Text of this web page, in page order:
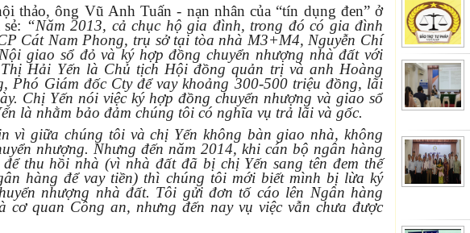
thảo, ông Vũ Anh Tuấn - nạn nhân của “tín dụng đen” ở
“Năm 2013, cả chục hộ gia đình, trong đó có gia đình
Cát Nam Phong, trụ sở tại tòa nhà M3+M4, Nguyễn Chí
giao sổ đỏ và ký hợp đồng chuyển nhượng nhà đất với
Hải Yến là Chủ tịch Hội đồng quản trị và anh Hoàng
Phó Giám đốc Cty để vay khoảng 300-500 triệu đồng, lãi
Chị Yến nói việc ký hợp đồng chuyển nhượng và giao sổ
là nhằm bảo đảm chúng tôi có nghĩa vụ trả lãi và gốc.
vì giữa chúng tôi và chị Yến không bàn giao nhà, không
nhượng. Nhưng đến năm 2014, khi cán bộ ngân hàng
để thu hồi nhà (vì nhà đất đã bị chị Yến sang tên đem thế
hàng để vay tiền) thì chúng tôi mới biết mình bị lừa ký
nhượng nhà đất. Tôi gửi đơn tố cáo lên Ngân hàng
cơ quan Công an, nhưng đến nay vụ việc vẫn chưa được